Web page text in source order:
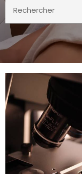
Rechercher